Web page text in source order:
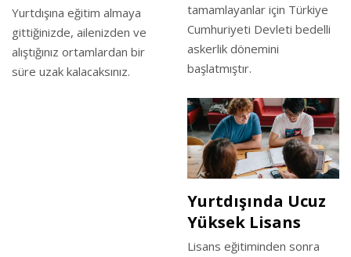
Yurtdışına eğitim almaya
gittiğinizde, ailenizden ve
alıştığınız ortamlardan bir
süre uzak kalacaksınız.
tamamlayanlar için Türkiye
Cumhuriyeti Devleti bedelli
askerlik dönemini
başlatmıştır.
Yurtdışında Ucuz
Yüksek Lisans
Lisans eğitiminden sonra